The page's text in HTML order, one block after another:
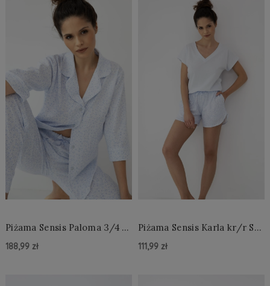
Piżama Sensis Paloma 3/4 S-
188,99 zł
Piżama Sensis Karla kr/r S-
111,99 zł